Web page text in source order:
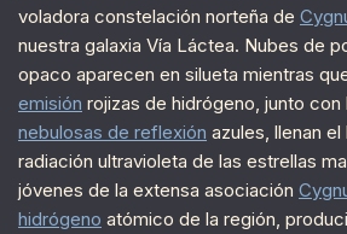
voladora constelación norteña de
nuestra galaxia Vía Láctea. Nubes de
opaco aparecen en silueta mientras
emisión rojizas de hidrógeno, junto con
nebulosas de reflexión azules, llenan
radiación ultravioleta de las estrellas
jóvenes de la extensa asociación
hidrógeno atómico de la región,